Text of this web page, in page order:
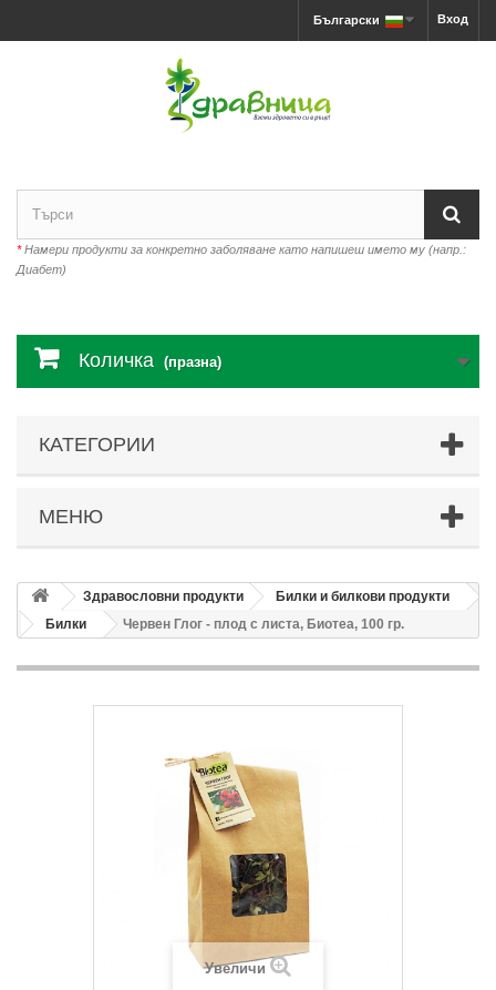
Вход
Български
*Намери продукти за конкретно заболяване като напишеш името му (напр.:
Диабет)
Количка (празна)
КАТЕГОРИИ
МЕНЮ
Здравословни продукти
Билки и билкови продукти
Билки
Червен Глог - плод с листа, Биотеа, 100 гр.
Увеличи